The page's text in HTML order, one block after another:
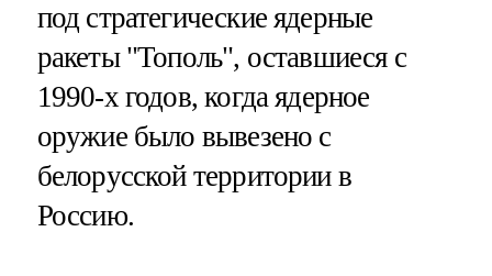
под стратегические ядерные
ракеты "Тополь", оставшиеся с
1990-х годов, когда ядерное
оружие было вывезено с
белорусской территории в
Россию.